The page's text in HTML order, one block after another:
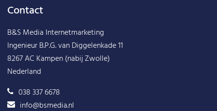
Contact
B&S Media Internetmarketing
Ingenieur B.P.G. van Diggelenkade 11
8267 AC Kampen (nabij Zwolle)
Nederland
038 337 6678
info@bsmedia.nl